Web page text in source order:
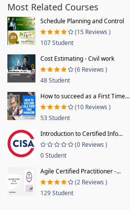
Most Related Courses
Schedule Planning and Control
(15 Reviews )
107 Student
Cost Estimating - Civil work
(6 Reviews )
48 Student
How to succeed as a First Time...
(10 Reviews )
53 Student
Introduction to Certified Info...
(0 Reviews )
0 Student
Agile Certified Practitioner -...
(2 Reviews )
129 Student